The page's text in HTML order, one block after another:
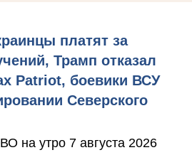
платят за
Трамп отказал
Patriot, боевики ВСУ
Северского
на утро 7 августа 2026